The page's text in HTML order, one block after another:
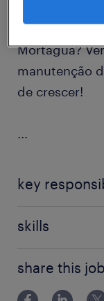
Procuras um
Mortágua?
manutenção
de crescer!
...
key
preventivas nos
skills
curso
(CTesP) nas
share this